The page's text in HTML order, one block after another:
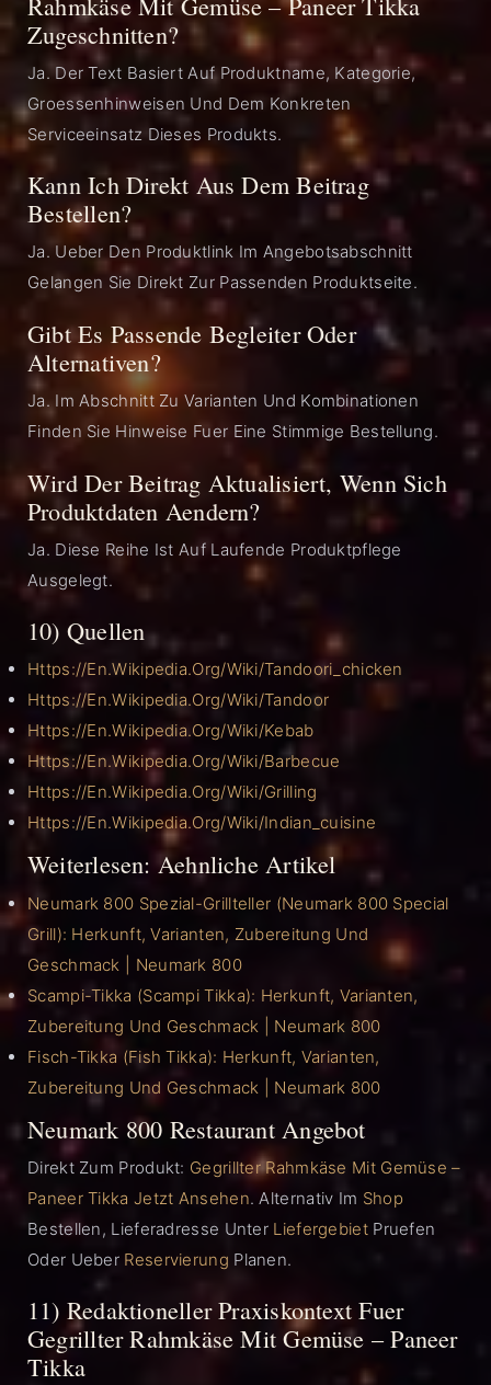
Zugeschnitten?
Ja. Der Text Basiert Auf Produktname, Kategorie,
Groessenhinweisen Und Dem Konkreten
Serviceeinsatz Dieses Produkts.
Kann Ich Direkt Aus Dem Beitrag
Bestellen?
Ja. Ueber Den Produktlink Im Angebotsabschnitt
Gelangen Sie Direkt Zur Passenden Produktseite.
Gibt Es Passende Begleiter Oder
Alternativen?
Ja. Im Abschnitt Zu Varianten Und Kombinationen
Finden Sie Hinweise Fuer Eine Stimmige Bestellung.
Wird Der Beitrag Aktualisiert, Wenn Sich
Produktdaten Aendern?
Ja. Diese Reihe Ist Auf Laufende Produktpflege
Ausgelegt.
10) Quellen
Https://en.wikipedia.org/wiki/Tandoori_chicken
Https://en.wikipedia.org/wiki/Tandoor
Https://en.wikipedia.org/wiki/Kebab
Https://en.wikipedia.org/wiki/Barbecue
Https://en.wikipedia.org/wiki/Grilling
Https://en.wikipedia.org/wiki/Indian_cuisine
Weiterlesen: Aehnliche Artikel
Neumark 800 Spezial-Grillteller (Neumark 800 Special
Grill): Herkunft, Varianten, Zubereitung Und
Geschmack | Neumark 800
Scampi-Tikka (Scampi Tikka): Herkunft, Varianten,
Zubereitung Und Geschmack | Neumark 800
Fisch-Tikka (Fish Tikka): Herkunft, Varianten,
Zubereitung Und Geschmack | Neumark 800
Neumark 800 Restaurant Angebot
Direkt Zum Produkt: Gegrillter Rahmkäse Mit Gemüse –
Paneer Tikka Jetzt Ansehen. Alternativ Im Shop
Bestellen, Lieferadresse Unter LiefergebietPruefen
Oder Ueber Reservierung Planen.
11) Redaktioneller Praxiskontext Fuer
Gegrillter Rahmkäse Mit Gemüse – Paneer
Tikka